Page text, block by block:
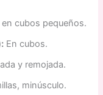
en cubos pequeños.
En cubos.
y remojada.
minúsculo.